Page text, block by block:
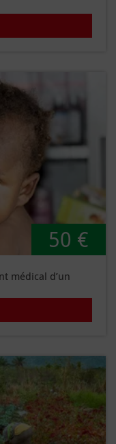
50 €
médical d’un